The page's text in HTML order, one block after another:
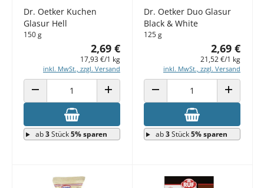
Dr. Oetker Kuchen
Glasur Hell
150 g
2,69 €
17,93 €/1 kg
inkl. MwSt., zzgl. Versand
ANZAHL VERRINGERN ANZAHL ERHÖHEN
ab3Stück5% sparen
Dr. Oetker Duo Glasur
Black & White
125 g
2,69 €
21,52 €/1 kg
inkl. MwSt., zzgl. Versand
ANZAHL VERRINGERN ANZAHL
ab3Stück5% sparen